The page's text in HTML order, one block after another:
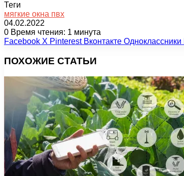
Теги
мягкие окна пвх
04.02.2022
0 Время чтения: 1 минута
Facebook X Pinterest Вконтакте Одноклассники
ПОХОЖИЕ СТАТЬИ